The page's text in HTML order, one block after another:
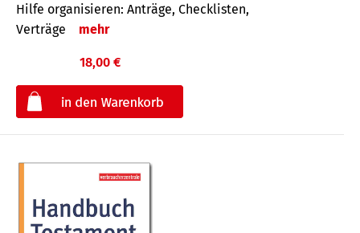
Hilfe organisieren: Anträge, Checklisten,
Verträge
mehr
18,00 €